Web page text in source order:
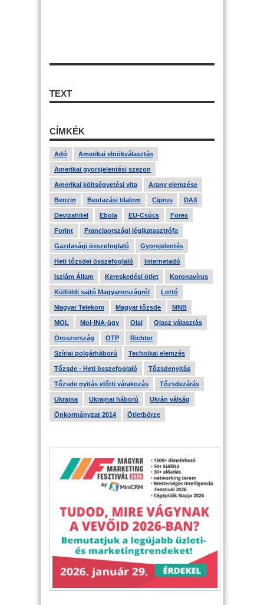
TEXT
CÍMKÉK
Adó Amerikai elnökválasztás
Amerikai gyorsjelentési szezon
Amerikai költségvetési vita Arany elemzése
Benzin Beutazási tilalom Ciprus DAX
Devizahitel Ebola EU-Csúcs Forex
Forint Franciaországi légikatasztrófa
Gazdasági összefoglaló Gyorsjelentés
Heti tőzsdei összefoglaló Internetadó
Iszlám Állam Kereskedési ötlet Koronavírus
Külföldi sajtó Magyarországról Lottó
Magyar Telekom Magyar tőzsde MNB
MOL Mol-INA-ügy Olaj Olasz választás
Oroszország OTP Richter
Szíriai polgárháború Technikai elemzés
Tőzsde - Heti összefoglaló Tőzsdenyitás
Tőzsde nyitás előtti várakozás Tőzsdezárás
Ukrajna Ukrajnai háború Ukrán válság
Önkormányzat 2014 Ötletbörze